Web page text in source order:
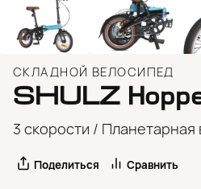
СКЛАДНОЙ ВЕЛОСИПЕД
SHULZ
3 скорости / Планетарная
Поделиться Сравнить